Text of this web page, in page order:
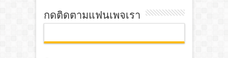
กดติดตามแฟนเพจเรา